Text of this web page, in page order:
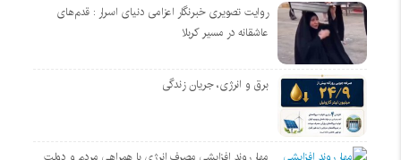
روایت تصویری خبرنگار اعزامی دنیای اسرار : قدم‌های
عاشقانه در مسیر کربلا
برق و انرژی، جریان زندگی